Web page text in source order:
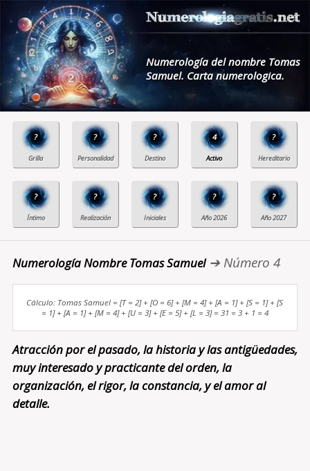
Numerología del nombre Tomas
Samuel. Carta numerologica.
? ? ? 4 ?
? ? ? ? ?
Numerología Nombre Tomas Samuel➔ Número 4
Cálculo: Tomas Samuel = [T = 2] + [O = 6] + [M = 4] + [A = 1] + [S = 1] + [S
= 1] + [A = 1] + [M = 4] + [U = 3] + [E = 5] + [L = 3] = 31 = 3 + 1 = 4
Atracción por el pasado, la historia y las antigüedades,
muy interesado y practicante del orden, la
organización, el rigor, la constancia, y el amor al
detalle.